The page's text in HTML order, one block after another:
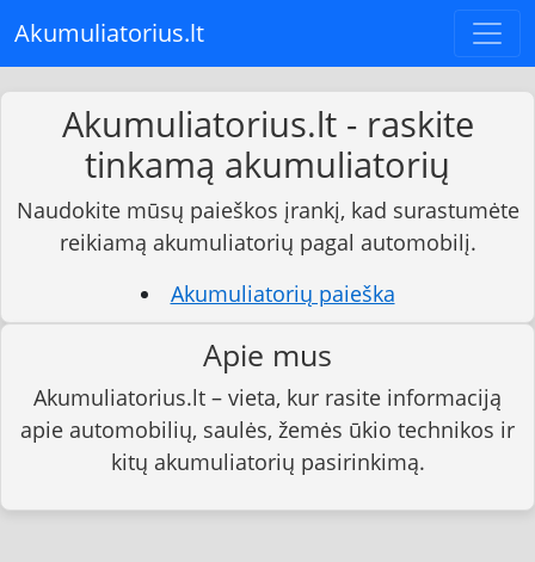
Akumuliatorius.lt
Akumuliatorius.lt - raskite
tinkamą akumuliatorių
Naudokite mūsų paieškos įrankį, kad surastumėte
reikiamą akumuliatorių pagal automobilį.
Akumuliatorių paieška
Apie mus
Akumuliatorius.lt – vieta, kur rasite informaciją
apie automobilių, saulės, žemės ūkio technikos ir
kitų akumuliatorių pasirinkimą.